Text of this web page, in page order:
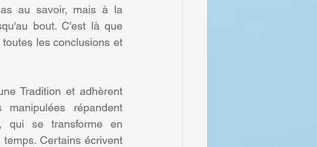
au savoir, mais à la
bout. C'est là que
les conclusions et
Tradition et adhèrent
répandent
qui se transforme en
Certains écrivent